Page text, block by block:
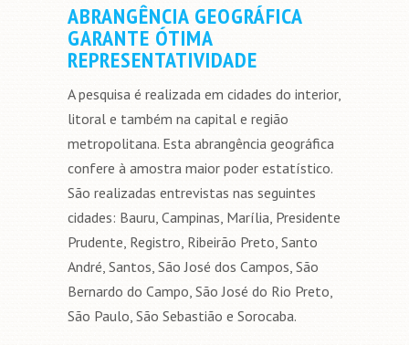
ABRANGÊNCIA GEOGRÁFICA
GARANTE ÓTIMA
REPRESENTATIVIDADE
A pesquisa é realizada em cidades do interior,
litoral e também na capital e região
metropolitana. Esta abrangência geográfica
confere à amostra maior poder estatístico.
São realizadas entrevistas nas seguintes
cidades: Bauru, Campinas, Marília, Presidente
Prudente, Registro, Ribeirão Preto, Santo
André, Santos, São José dos Campos, São
Bernardo do Campo, São José do Rio Preto,
São Paulo, São Sebastião e Sorocaba.